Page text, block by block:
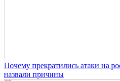
Почему прекратились атаки на
назвали причины